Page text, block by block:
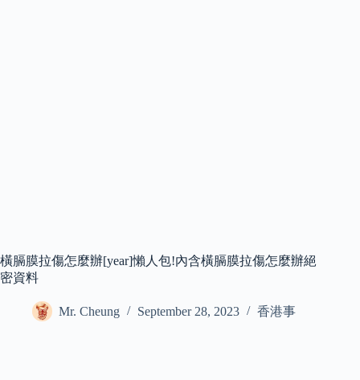
橫膈膜拉傷怎麼辦[year]懶人包!內含橫膈膜拉傷怎麼辦絕
密資料
Mr. Cheung September 28, 2023 香港事